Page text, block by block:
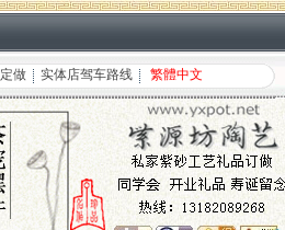
做 实体店驾车路线 繁體中文